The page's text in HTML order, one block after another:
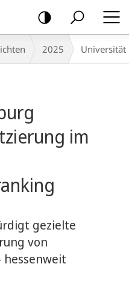
2025 Universität
im
gezielte
von